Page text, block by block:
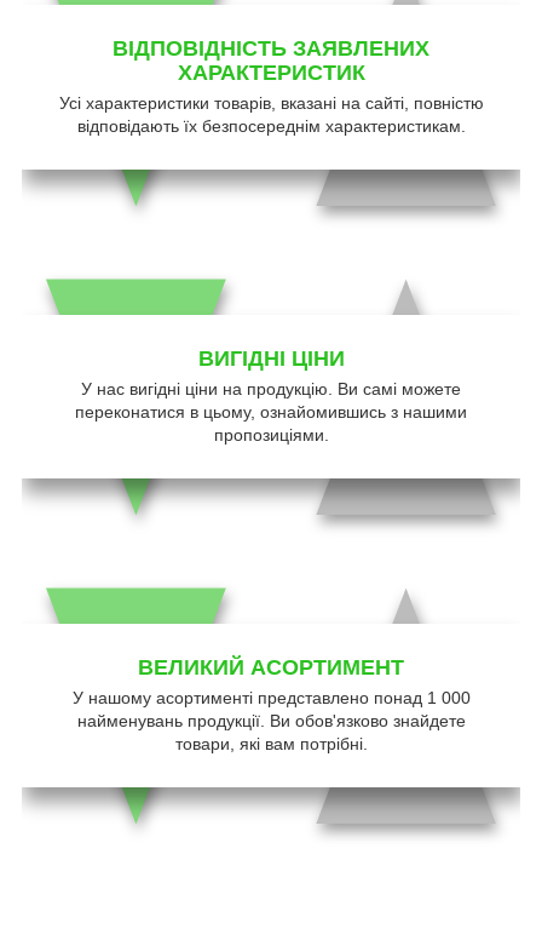
ВІДПОВІДНІСТЬ ЗАЯВЛЕНИХ
ХАРАКТЕРИСТИК
Усі характеристики товарів, вказані на сайті, повністю
відповідають їх безпосереднім характеристикам.
ВИГІДНІ ЦІНИ
У нас вигідні ціни на продукцію. Ви самі можете
переконатися в цьому, ознайомившись з нашими
пропозиціями.
ВЕЛИКИЙ АСОРТИМЕНТ
У нашому асортименті представлено понад 1 000
найменувань продукції. Ви обов'язково знайдете
товари, які вам потрібні.